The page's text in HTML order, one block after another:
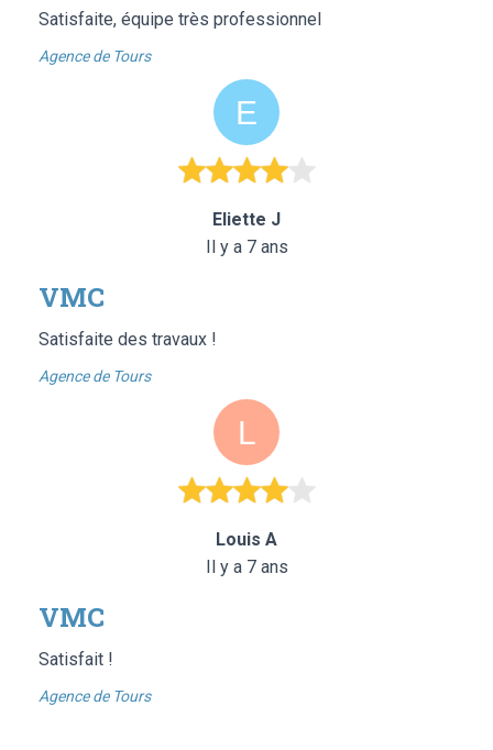
Satisfaite, équipe très professionnel
Agence de Tours
Eliette J
Il y a 7 ans
VMC
Satisfaite des travaux !
Agence de Tours
Louis A
Il y a 7 ans
VMC
Satisfait !
Agence de Tours